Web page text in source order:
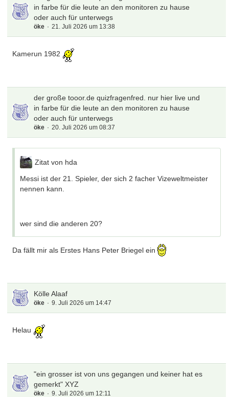
in farbe für die leute an den monitoren zu hause
oder auch für unterwegs
öke 21. Juli 2026 um 13:38
Kamerun 1982
der große tooor.de quizfragenfred. nur hier live und
in farbe für die leute an den monitoren zu hause
oder auch für unterwegs
öke 20. Juli 2026 um 08:37
Zitat von hda
Messi ist der 21. Spieler, der sich 2 facher Vizeweltmeister
nennen kann.
wer sind die anderen 20?
Da fällt mir als Erstes Hans Peter Briegel ein
Kölle Alaaf
öke 9. Juli 2026 um 14:47
Helau
"ein grosser ist von uns gegangen und keiner hat es
gemerkt" XYZ
öke 9. Juli 2026 um 12:11